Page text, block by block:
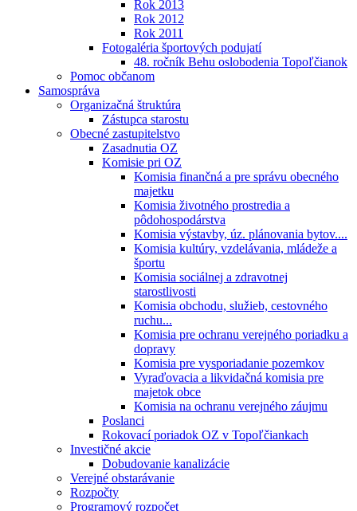
Rok 2013
Rok 2012
Rok 2011
Fotogaléria športových podujatí
48. ročník Behu oslobodenia Topoľčianok
Pomoc občanom
Samospráva
Organizačná štruktúra
Zástupca starostu
Obecné zastupitelstvo
Zasadnutia OZ
Komisie pri OZ
Komisia finančná a pre správu obecného
majetku
Komisia životného prostredia a
pôdohospodárstva
Komisia výstavby, úz. plánovania bytov....
Komisia kultúry, vzdelávania, mládeže a
športu
Komisia sociálnej a zdravotnej
starostlivosti
Komisia obchodu, služieb, cestovného
ruchu...
Komisia pre ochranu verejného poriadku a
dopravy
Komisia pre vysporiadanie pozemkov
Vyraďovacia a likvidačná komisia pre
majetok obce
Komisia na ochranu verejného záujmu
Poslanci
Rokovací poriadok OZ v Topoľčiankach
Investičné akcie
Dobudovanie kanalizácie
Verejné obstarávanie
Rozpočty
Programový rozpočet